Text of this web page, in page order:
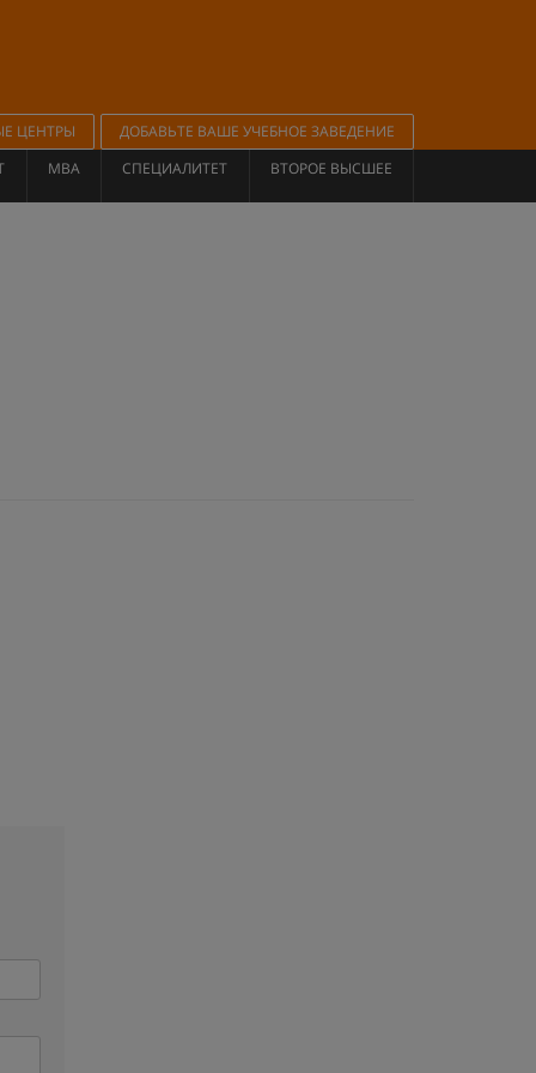
ЦЕНТРЫ
ДОБАВЬТЕ ВАШЕ УЧЕБНОЕ ЗАВЕДЕНИЕ
MBA СПЕЦИАЛИТЕТ ВТОРОЕ ВЫСШЕЕ